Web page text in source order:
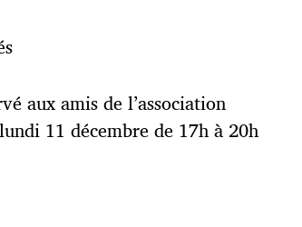
aux amis de l’association
11 décembre de 17h à 20h